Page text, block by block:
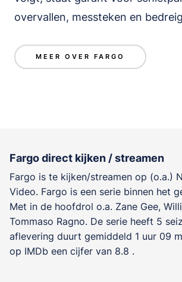
overvallen, messteken en
MEER OVER FARGO
Fargo direct kijken / streamen
Fargo is te kijken/streamen op (o.a.)
Video. Fargo is een serie binnen het
Met in de hoofdrol o.a. Zane Gee,
Tommaso Ragno. De serie heeft 5
aflevering duurt gemiddeld 1 uur 09
op IMDb een cijfer van 8.8 .